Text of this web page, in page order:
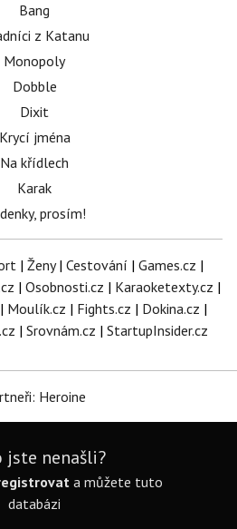
Bang
z Katanu
Monopoly
Dobble
Dixit
Krycí jména
Na křídlech
Karak
prosím!
| Ženy| Cestování | Games.cz |
| Osobnosti.cz | Karaoketexty.cz |
| Moulík.cz | Fights.cz | Dokina.cz |
| Srovnám.cz | StartupInsider.cz
Heroine
jste nenašli?
a můžete tuto
databázi